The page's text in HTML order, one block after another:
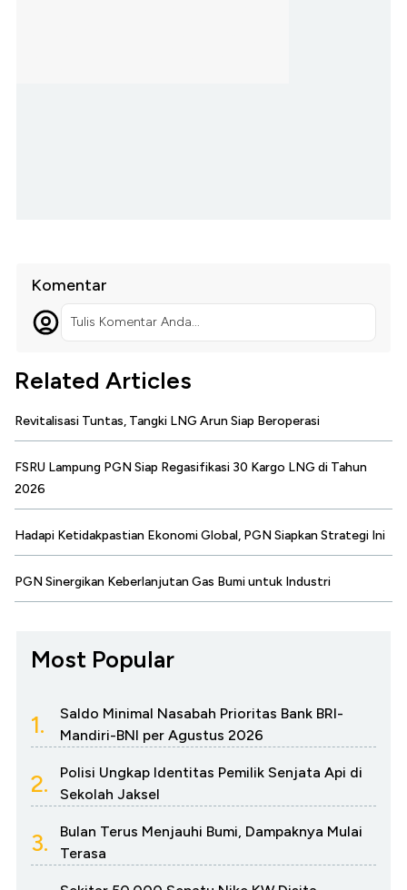
Komentar
Tulis Komentar Anda...
Related Articles
Revitalisasi Tuntas, Tangki LNG Arun Siap Beroperasi
FSRU Lampung PGN Siap Regasifikasi 30 Kargo LNG di Tahun
2026
Hadapi Ketidakpastian Ekonomi Global, PGN Siapkan Strategi Ini
PGN Sinergikan Keberlanjutan Gas Bumi untuk Industri
Most Popular
1.
Saldo Minimal Nasabah Prioritas Bank BRI-
Mandiri-BNI per Agustus 2026
2.
Polisi Ungkap Identitas Pemilik Senjata Api di
Sekolah Jaksel
3.
Bulan Terus Menjauhi Bumi, Dampaknya Mulai
Terasa